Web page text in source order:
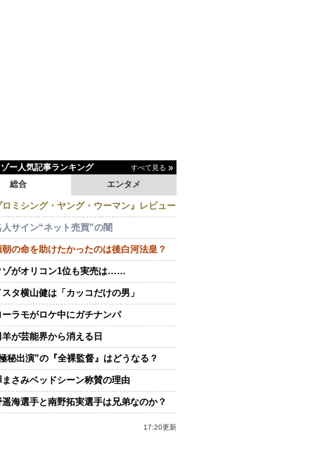
ー人気記事ランキング すべて見る
エンタメ
総合
ロミシング・ヤング・ウーマン』レビュー
人サイン“ネット売買”の闇
朝の命を助けたかったのは後白河法皇？
ゾがオリコン1位も実売は……
タ横山健は「カッコだけの男」
ーラモがロケ中にガチナンパ
が芸能界から消える日
秘出演”の『全裸監督』はどうなる？
まさみベッドシーン称賛の理由
遥海選手と南野拓実選手は兄弟なのか？
17:20更新